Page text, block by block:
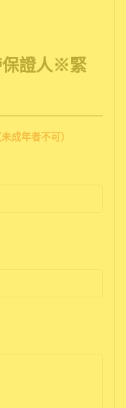
保證人※緊
成年者不可）